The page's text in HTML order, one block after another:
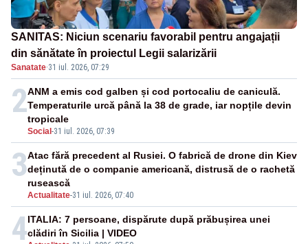
SANITAS: Niciun scenariu favorabil pentru angajații
din sănătate în proiectul Legii salarizării
Sanatate·31 iul. 2026, 07:29
2
Social -31 iul. 2026, 07:39
ANM a emis cod galben și cod portocaliu de caniculă.
Temperaturile urcă până la 38 de grade, iar nopțile devin
tropicale
3
Actualitate-31 iul. 2026, 07:40
Atac fără precedent al Rusiei. O fabrică de drone din Kiev
deținută de o companie americană, distrusă de o rachetă
rusească
4ITALIA: 7 persoane, dispărute după prăbușirea unei
clădiri în Sicilia | VIDEO